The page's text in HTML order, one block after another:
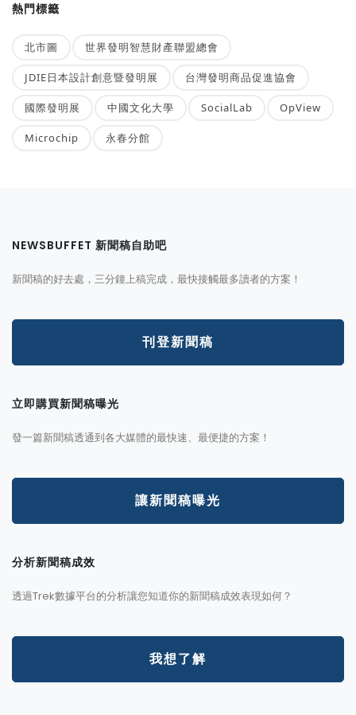
熱門標籤
北市圖 世界發明智慧財產聯盟總會
JDIE日本設計創意暨發明展 台灣發明商品促進協會
國際發明展 中國文化大學 SocialLab OpView
Microchip 永春分館
NEWSBUFFET 新聞稿自助吧
新聞稿的好去處，三分鐘上稿完成，最快接觸最多讀者的方案！
刊登新聞稿
立即購買新聞稿曝光
發一篇新聞稿透通到各大媒體的最快速、最便捷的方案！
讓新聞稿曝光
分析新聞稿成效
透過Trek數據平台的分析讓您知道你的新聞稿成效表現如何？
我想了解